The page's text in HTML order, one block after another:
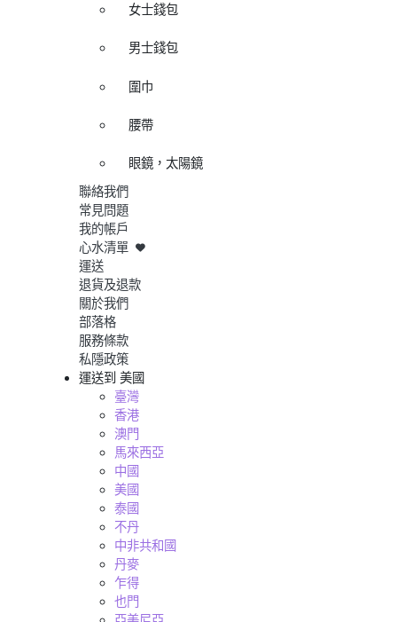
女士錢包
男士錢包
圍巾
腰帶
眼鏡，太陽鏡
聯絡我們
常見問題
我的帳戶
心水清單
運送
退貨及退款
關於我們
部落格
服務條款
私隱政策
運送到 美國
臺灣
香港
澳門
馬來西亞
中國
美國
泰國
不丹
中非共和國
丹麥
乍得
也門